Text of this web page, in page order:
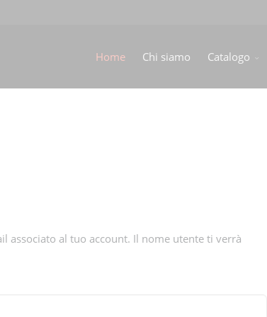
Home Chi siamo Catalogo
associato al tuo account. Il nome utente ti verrà